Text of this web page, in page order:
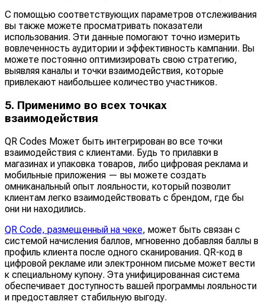
С помощью соответствующих параметров отслеживания
вы также можете просматривать показатели
использования. Эти данные помогают точно измерить
вовлеченность аудитории и эффективность кампании. Вы
можете постоянно оптимизировать свою стратегию,
выявляя каналы и точки взаимодействия, которые
привлекают наибольшее количество участников.
5. Применимо во всех точках
взаимодействия
QR Codes Может быть интегрирован во все точки
взаимодействия с клиентами. Будь то прилавки в
магазинах и упаковка товаров, либо цифровая реклама и
мобильные приложения — вы можете создать
омниканальный опыт лояльности, который позволит
клиентам легко взаимодействовать с брендом, где бы
они ни находились.
QR Code, размещенный на чеке, может быть связан с
системой начисления баллов, мгновенно добавляя баллы в
профиль клиента после одного сканирования. QR-код в
цифровой рекламе или электронном письме может вести
к специальному купону. Эта унифицированная система
обеспечивает доступность вашей программы лояльности
и предоставляет стабильную выгоду.